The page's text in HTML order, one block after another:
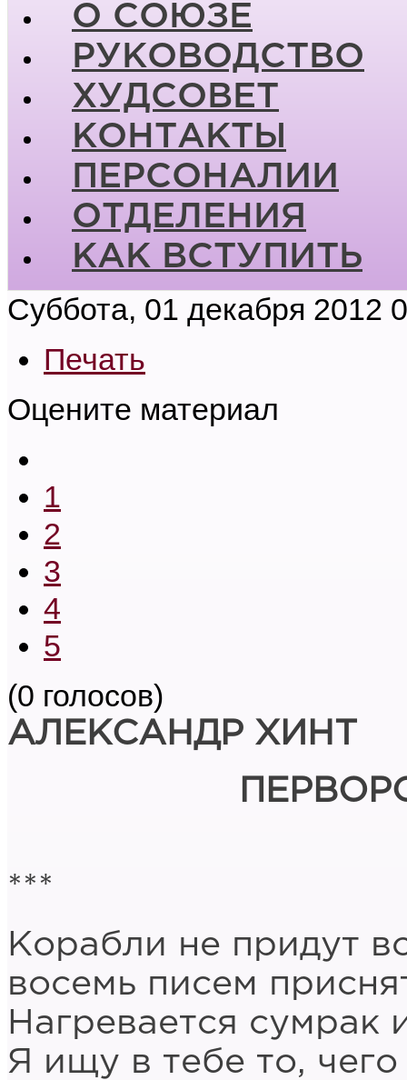
О СОЮЗЕ
РУКОВОДСТВО
ХУДСОВЕТ
КОНТАКТЫ
ПЕРСОНАЛИИ
ОТДЕЛЕНИЯ
КАК ВСТУПИТЬ
Суббота, 01 декабря 2012
Печать
Оцените материал
1
2
3
4
5
(0 голосов)
АЛЕКСАНДР ХИНТ
***
Корабли не придут
восемь писем
Нагревается сумрак
Я ищу в тебе то, чего